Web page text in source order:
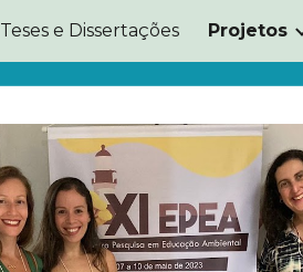
Skip to navigation
Teses e Dissertações Projetos